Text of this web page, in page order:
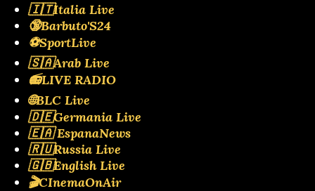
🇮🇹Italia Live
🔞Barbuto'S24
⚽SportLive
🇸🇦Arab Live
📻LIVE RADIO
🌐BLC Live
🇩🇪Germania Live
🇪🇦 EspanaNews
🇷🇺Russia Live
🇬🇧English Live
🎬CInemaOnAir